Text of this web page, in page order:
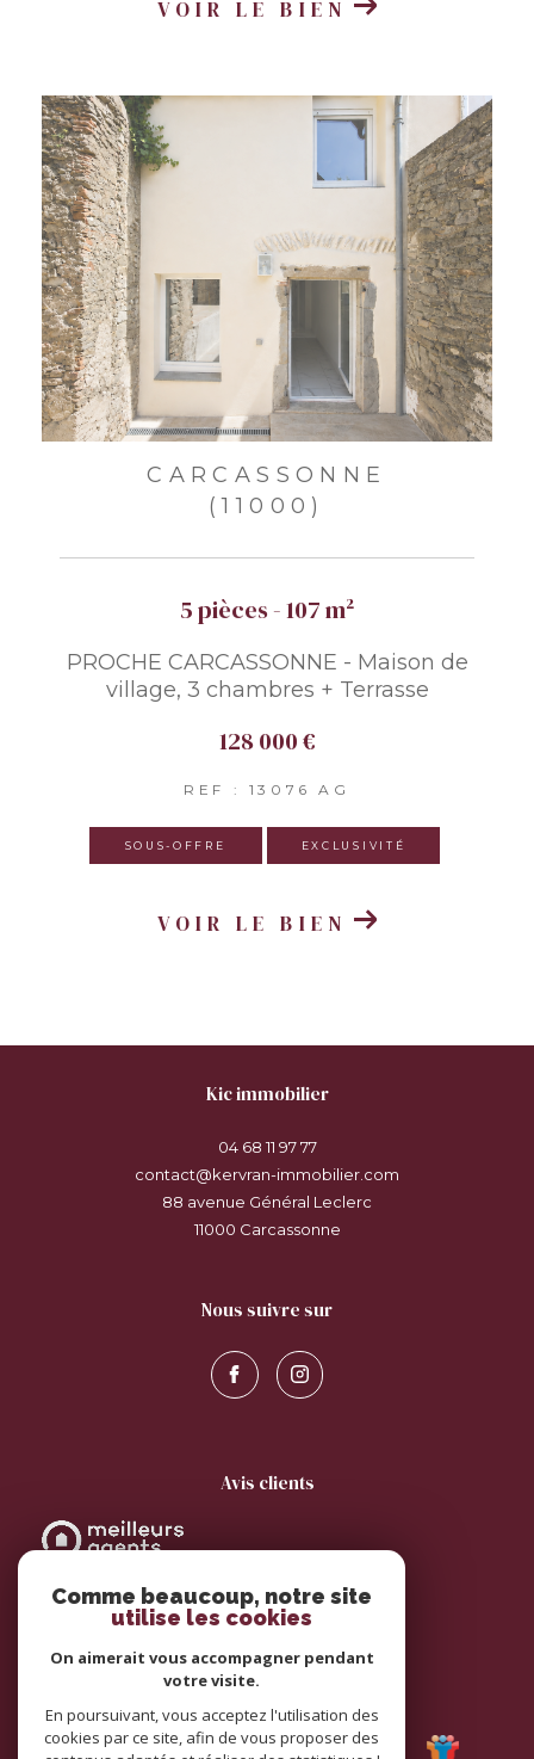
VOIR LE BIEN
CARCASSONNE
(11000)
5 pièces - 107 m²
PROCHE CARCASSONNE - Maison de
village, 3 chambres + Terrasse
128 000 €
REF : 13076 AG
SOUS-OFFRE EXCLUSIVITÉ
VOIR LE BIEN
kic immobilier
04 68 11 97 77
contact@kervran-immobilier.com
88 avenue Général Leclerc
11000
carcassonne
nous suivre sur
avis clients
adhérents
Comme beaucoup, notre site
utilise les cookies
On aimerait vous accompagner pendant
votre visite.
En poursuivant, vous acceptez l'utilisation des
cookies par ce site, afin de vous proposer des